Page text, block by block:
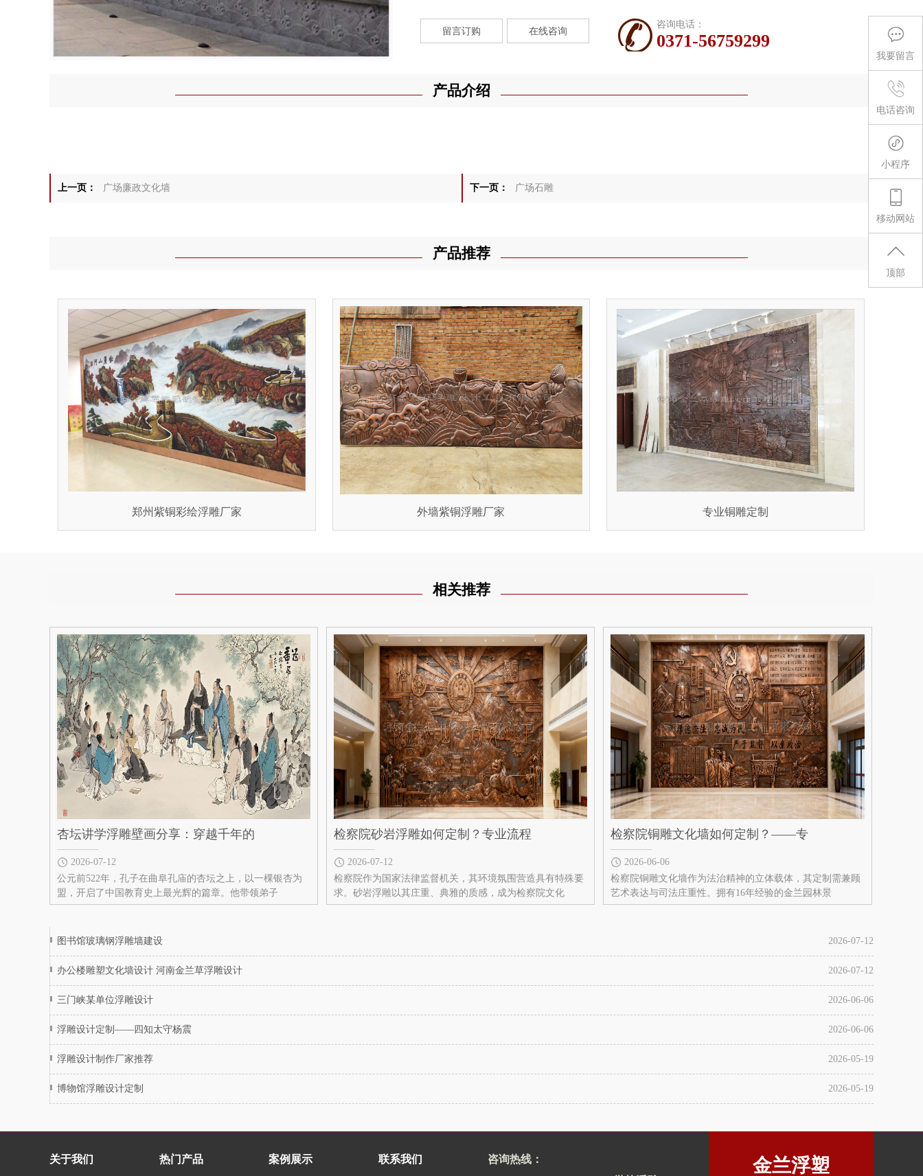
留言订购 在线咨询
咨询电话：
0371-56759299
产品介绍
上一页： 广场廉政文化墙 下一页： 广场石雕
产品推荐
郑州紫铜彩绘浮雕厂家 外墙紫铜浮雕厂家 专业铜雕定制
相关推荐
杏坛讲学浮雕壁画分享：穿越千年的
2026-07-12
公元前522年，孔子在曲阜孔庙的杏坛之上，以一棵银杏为
盟，开启了中国教育史上最光辉的篇章。他带领弟子
检察院砂岩浮雕如何定制？专业流程
2026-07-12
检察院作为国家法律监督机关，其环境氛围营造具有特殊要
求。砂岩浮雕以其庄重、典雅的质感，成为检察院文化
检察院铜雕文化墙如何定制？——专
2026-06-06
检察院铜雕文化墙作为法治精神的立体载体，其定制需兼顾
艺术表达与司法庄重性。拥有16年经验的金兰园林景
图书馆玻璃钢浮雕墙建设 2026-07-12
办公楼雕塑文化墙设计 河南金兰草浮雕设计 2026-07-12
三门峡某单位浮雕设计 2026-06-06
浮雕设计定制——四知太守杨震 2026-06-06
浮雕设计制作厂家推荐 2026-05-19
博物馆浮雕设计定制 2026-05-19
关于我们 热门产品 案例展示 联系我们
咨询热线：
金兰浮塑
我要留言
电话咨询
小程序
移动网站
顶部